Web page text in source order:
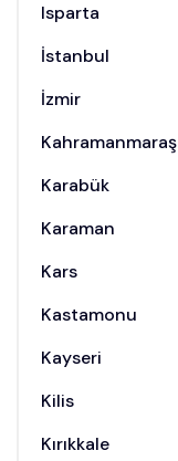
Isparta
İstanbul
İzmir
Kahramanmaraş
Karabük
Karaman
Kars
Kastamonu
Kayseri
Kilis
Kırıkkale